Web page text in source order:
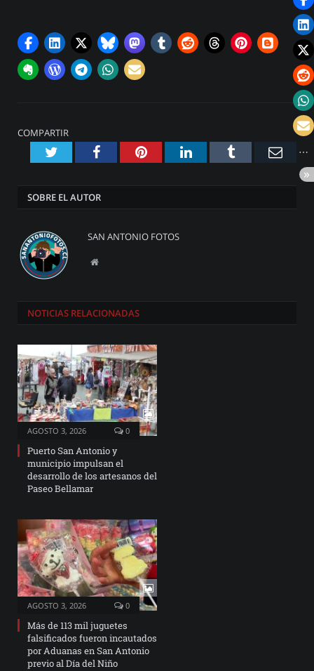
COMPARTIR
TwitterFacebookPinterestLinkedInTumblr
SOBRE EL AUTOR
SAN ANTONIO FOTOS
Website
NOTICIAS RELACIONADAS
AGOSTO 3, 2026 0
Puerto San Antonio y
municipio impulsan el
desarrollo de los artesanos del
Paseo Bellamar
AGOSTO 3, 2026 0
Más de 113 mil juguetes
falsificados fueron incautados
por Aduanas en San Antonio
previo al Día del Niño